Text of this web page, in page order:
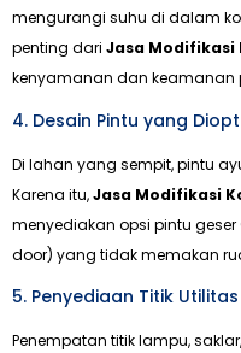
mengurangi suhu di dalam
penting dari Jasa Modifikasi
kenyamanan dan keamanan
4. Desain Pintu yang
Di lahan yang sempit, pintu
Karena itu,Jasa Modifikasi
menyediakan opsi pintu
door) yang tidak memakan
5. Penyediaan Titik
Penempatan titik lampu,